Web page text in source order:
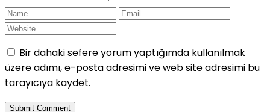
Bir dahaki sefere yorum yaptığımda kullanılmak
üzere adımı, e-posta adresimi ve web site adresimi bu
tarayıcıya kaydet.